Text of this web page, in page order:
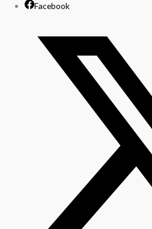
Facebook